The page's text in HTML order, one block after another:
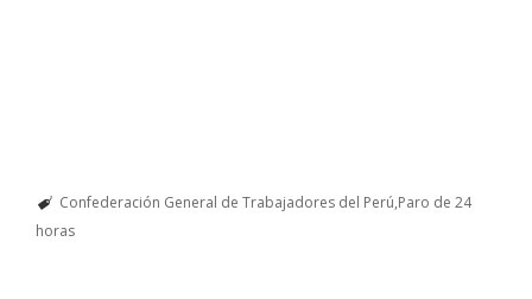
Confederación General de Trabajadores del Perú Paro de 24
horas